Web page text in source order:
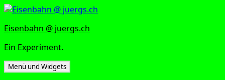
Zum
springen
Eisenbahn @ juergs.ch
Ein Experiment.
Menü und Widgets